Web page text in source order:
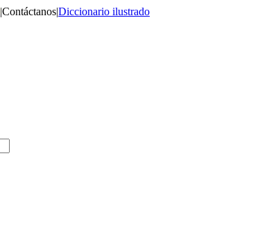
|Contáctanos|Diccionario ilustrado